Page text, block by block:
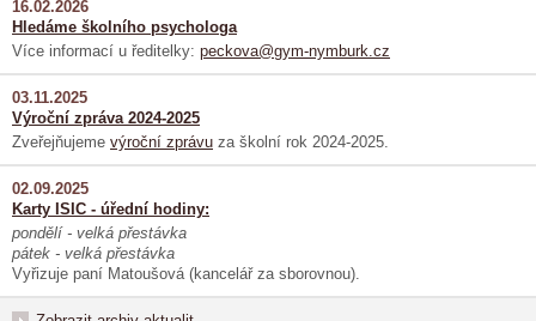
16.02.2026
Hledáme školního psychologa
Více informací u ředitelky: peckova@gym-nymburk.cz
03.11.2025
Výroční zpráva 2024-2025
Zveřejňujeme výroční zprávu za školní rok 2024-2025.
02.09.2025
Karty ISIC - úřední hodiny:
pondělí - velká přestávka
pátek - velká přestávka
Vyřizuje paní Matoušová (kancelář za sborovnou).